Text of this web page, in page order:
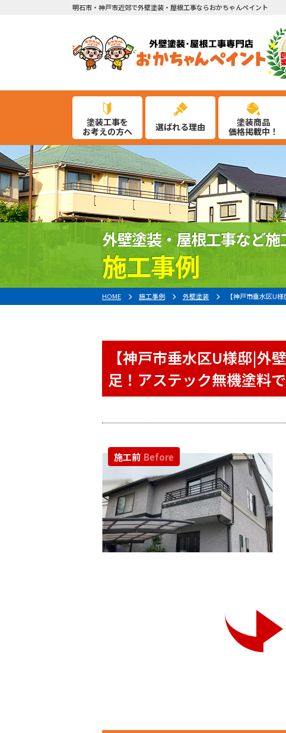
明石市・神戸市近郊で外壁塗装・屋根工事ならおかちゃんペイント
塗装工事を
お考えの方へ
選ばれる理由
塗装商品
価格掲載中！
外壁塗装・屋根工事など
施工事例
HOME 施工事例 外壁塗装 【神戸市垂水区U
【神戸市垂水区U様邸|
足！アステック無機塗料
施工前 Before